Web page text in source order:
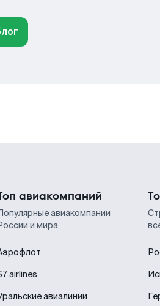
авиакомпаний
авиакомпании
и мира
airlines
авиалинии